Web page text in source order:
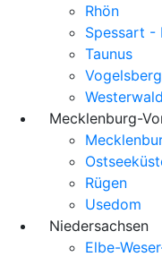
Rhön
Spessart -
Taunus
Vogelsberg
Westerwald
Mecklenburg-
Rügen
Usedom
Niedersachsen
Elbe-